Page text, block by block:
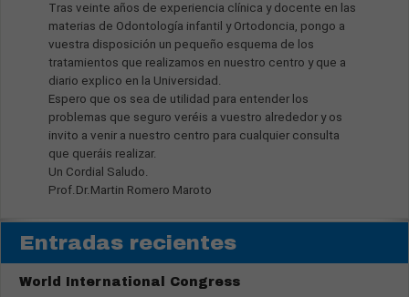
Tras veinte años de experiencia clínica y docente en las
materias de Odontología infantil y Ortodoncia, pongo a
vuestra disposición un pequeño esquema de los
tratamientos que realizamos en nuestro centro y que a
diario explico en la Universidad.
Espero que os sea de utilidad para entender los
problemas que seguro veréis a vuestro alrededor y os
invito a venir a nuestro centro para cualquier consulta
que queráis realizar.
Un Cordial Saludo.
Prof.Dr.Martin Romero Maroto
Entradas recientes
World International Congress